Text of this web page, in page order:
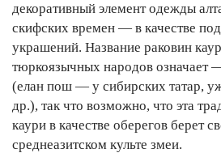
декоративный элемент одежды
скифских времен — в качестве
украшений. Название раковин
тюркоязычных народов означает
(елан пош — у сибирских татар,
др.), так что возможно, что эта
каури в качестве оберегов берет
среднеазитском культе змеи.